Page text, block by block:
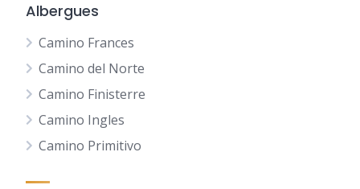
Albergues
Camino Frances
Camino del Norte
Camino Finisterre
Camino Ingles
Camino Primitivo